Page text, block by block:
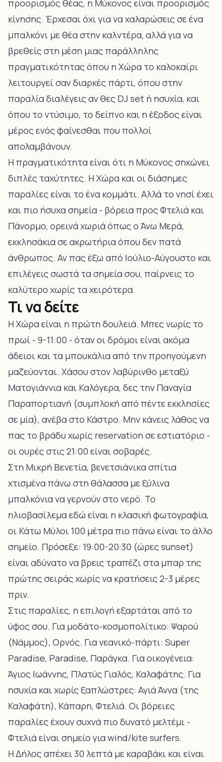
προορισμός θέας, η Μύκονος είναι προορισμός
κίνησης. Έρχεσαι όχι για να χαλαρώσεις σε ένα
μπαλκόνι με θέα στην καλντέρα, αλλά για να
βρεθείς στη μέση μιας παράλληλης
πραγματικότητας όπου η Χώρα το καλοκαίρι
λειτουργεί σαν διαρκές πάρτι, όπου στην
παραλία διαλέγεις αν θες DJ set ή ησυχία, και
όπου το ντύσιμο, το δείπνο και η έξοδος είναι
μέρος ενός φαίνεσθαι που πολλοί
απολαμβάνουν.
Η πραγματικότητα είναι ότι η Μύκονος σηκώνει
διπλές ταχύτητες. Η Χώρα και οι διάσημες
παραλίες είναι το ένα κομμάτι. Αλλά το νησί έχει
και πιο ήσυχα σημεία - βόρεια προς Φτελιά και
Πάνορμο, ορεινά χωριά όπως ο Άνω Μερά,
εκκλησάκια σε ακρωτήρια όπου δεν πατά
άνθρωπος. Αν πας έξω από Ιούλιο-Αύγουστο και
επιλέγεις σωστά τα σημεία σου, παίρνεις το
καλύτερο χωρίς τα χειρότερα.
Τι να δείτε
Η Χώρα είναι η πρώτη δουλειά. Μπες νωρίς το
πρωί - 9-11:00 - όταν οι δρόμοι είναι ακόμα
άδειοι και τα μπουκάλια από την προηγούμενη
μαζεύονται. Χάσου στον λαβύρινθο μεταξύ
Ματογιάννια και Καλόγερα, δες την Παναγία
Παραπορτιανή (συμπλοκή από πέντε εκκλησίες
σε μία), ανέβα στο Κάστρο. Μην κάνεις λάθος να
πας το βράδυ χωρίς reservation σε εστιατόριο -
οι ουρές στις 21:00 είναι σοβαρές.
Στη Μικρή Βενετία, βενετσιάνικα σπίτια
χτισμένα πάνω στη θάλασσα με ξύλινα
μπαλκόνια να γερνούν στο νερό. Το
ηλιοβασίλεμα εδώ είναι η κλασική φωτογραφία,
οι Κάτω Μύλοι 100 μέτρα πιο πάνω είναι το άλλο
σημείο. Πρόσεξε: 19:00-20:30 (ώρες sunset)
είναι αδύνατο να βρεις τραπέζι στα μπαρ της
πρώτης σειράς χωρίς να κρατήσεις 2-3 μέρες
πριν.
Στις παραλίες, η επιλογή εξαρτάται από το
ύφος σου. Για μοδάτο-κοσμοπολίτικο: Ψαρού
(Νάμμος), Ορνός. Για νεανικό-πάρτι: Super
Paradise, Paradise, Παράγκα. Για οικογένεια:
Άγιος Ιωάννης, Πλατύς Γιαλός, Καλαφάτης. Για
ησυχία και χωρίς ξαπλώστρες: Αγιά Άννα (της
Καλαφάτη), Κάπαρη, Φτελιά. Οι βόρειες
παραλίες έχουν συχνά πιο δυνατό μελτέμι -
Φτελιά είναι σημείο για wind/kite surfers.
Η Δήλοςαπέχει 30 λεπτά με καραβάκι και είναι